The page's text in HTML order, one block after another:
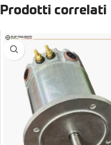
Prodotti correlati